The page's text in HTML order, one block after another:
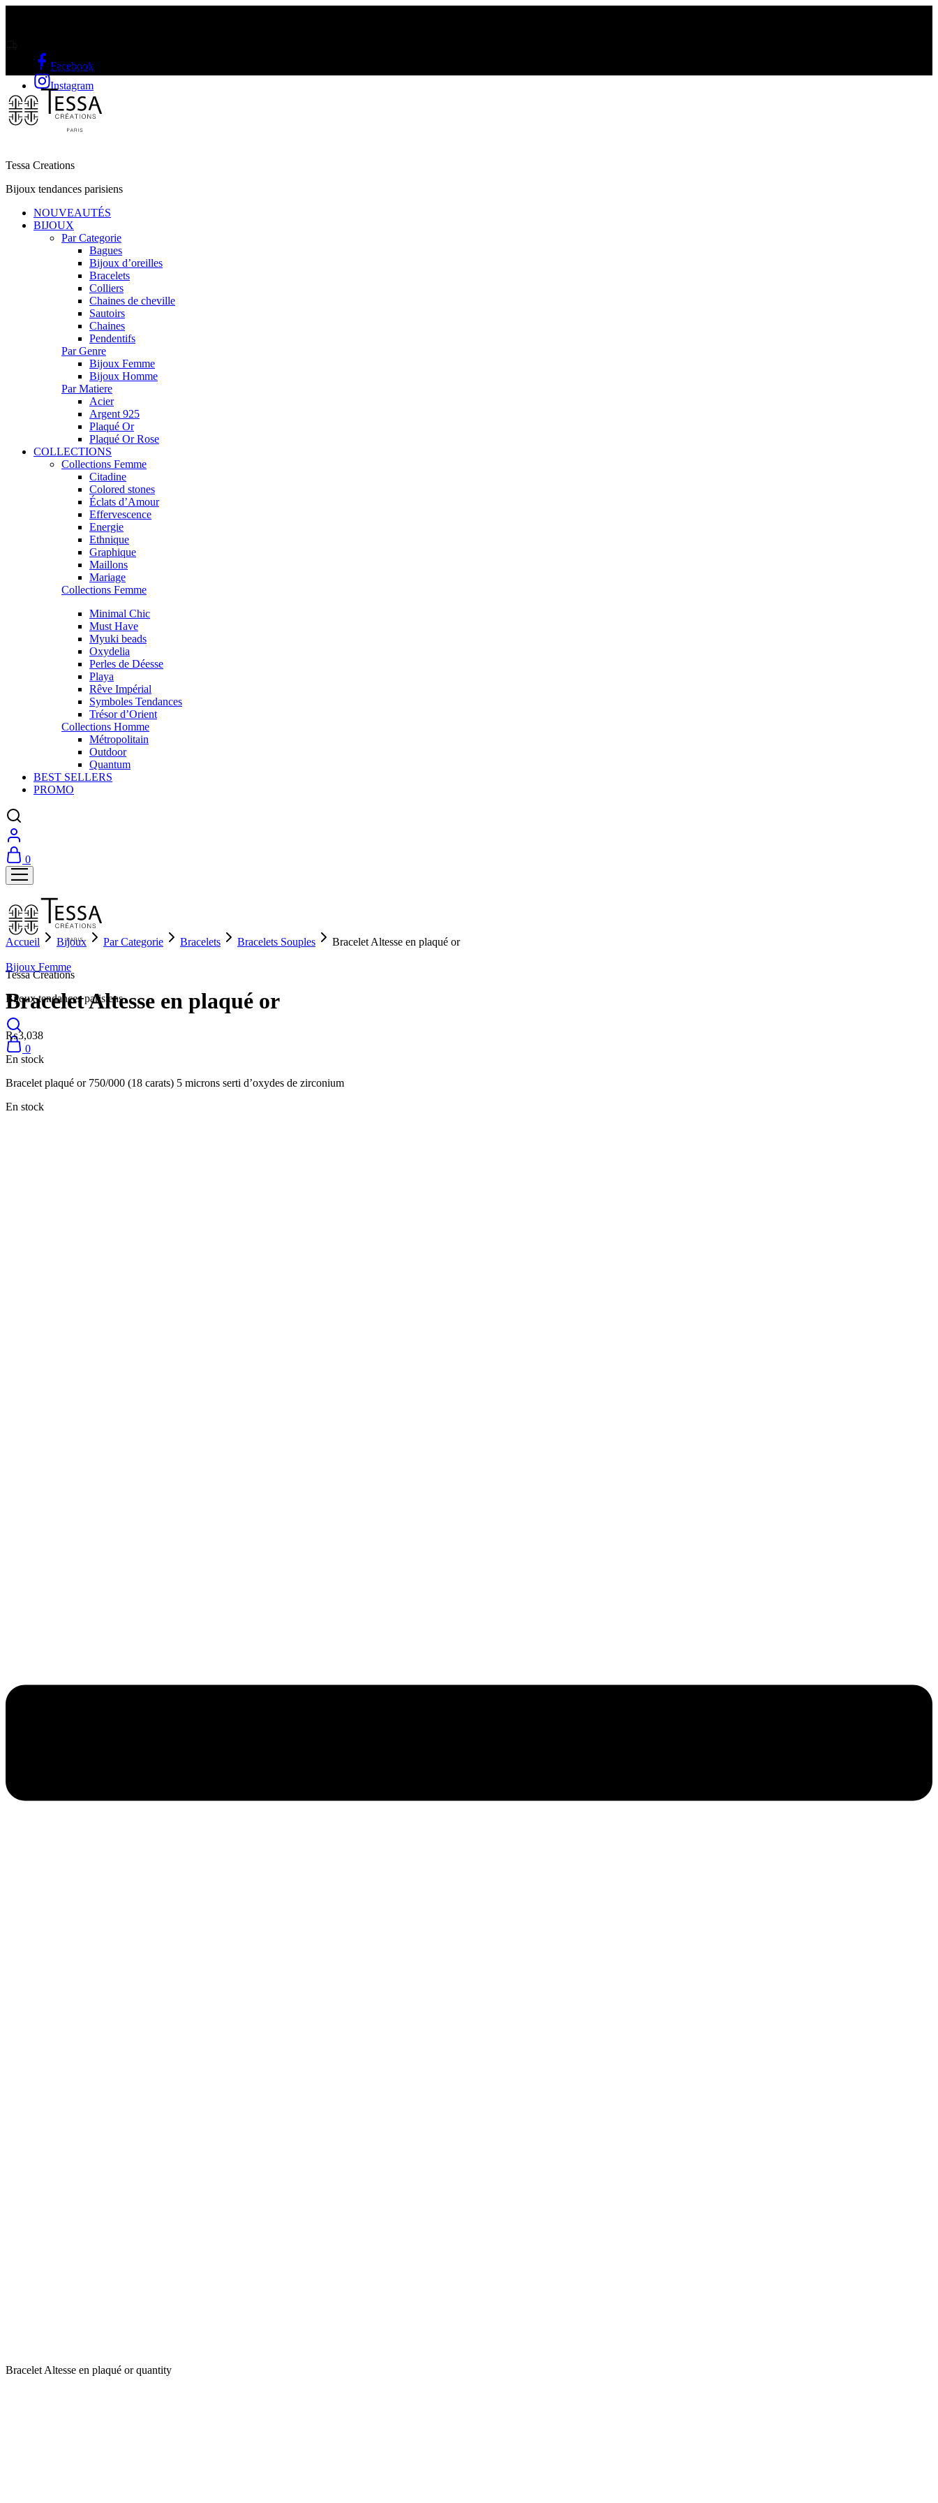
Facebook
Instagram
LIVRAISON GRATUITE A PARTIR DE RS2000
Tessa Creations
Bijoux tendances parisiens
NOUVEAUTÉS
BIJOUX
Par Categorie
Bagues
Bijoux d’oreilles
Bracelets
Colliers
Chaines de cheville
Sautoirs
Chaines
Pendentifs
Par Genre
Bijoux Femme
Bijoux Homme
Par Matiere
Acier
Argent 925
Plaqué Or
Plaqué Or Rose
COLLECTIONS
Collections Femme
Citadine
Colored stones
Éclats d’Amour
Effervescence
Energie
Ethnique
Graphique
Maillons
Mariage
Collections Femme
Minimal Chic
Must Have
Myuki beads
Oxydelia
Perles de Déesse
Playa
Rêve Impérial
Symboles Tendances
Trésor d’Orient
Collections Homme
Métropolitain
Outdoor
Quantum
BEST SELLERS
PROMO
0
Tessa Creations
Bijoux tendances parisiens
0
Accueil Bijoux Par Categorie Bracelets Bracelets Souples Bracelet Altesse en plaqué or
Bijoux Femme
Bracelet Altesse en plaqué or
₨3,038
En stock
Bracelet plaqué or 750/000 (18 carats) 5 microns serti d’oxydes de zirconium
En stock
Bracelet Altesse en plaqué or quantity